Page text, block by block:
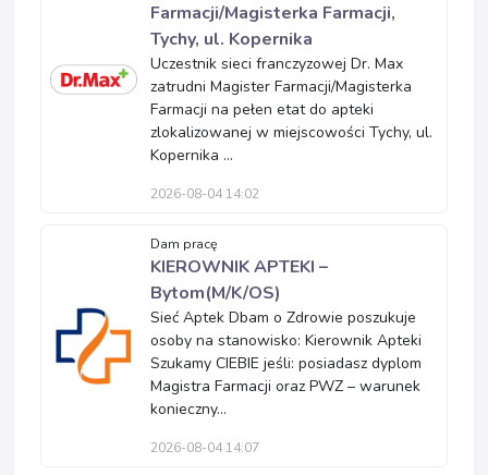
Farmacji/Magisterka Farmacji,
Tychy, ul. Kopernika
Uczestnik sieci franczyzowej Dr. Max
zatrudni Magister Farmacji/Magisterka
Farmacji na pełen etat do apteki
zlokalizowanej w miejscowości Tychy, ul.
Kopernika ...
2026-08-04 14:02
Dam pracę
KIEROWNIK APTEKI –
Bytom(M/K/OS)
Sieć Aptek Dbam o Zdrowie poszukuje
osoby na stanowisko: Kierownik Apteki
Szukamy CIEBIE jeśli: posiadasz dyplom
Magistra Farmacji oraz PWZ – warunek
konieczny...
2026-08-04 14:07